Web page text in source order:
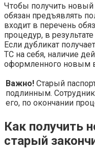
Чтобы получить новый
обязан предъявлять
входит в перечень
процедур, в
Если дубликат
ТС на себя, наличие
оформленного новым
Важно! Старый
подлинным.
его, по окончании
Как получить
старый